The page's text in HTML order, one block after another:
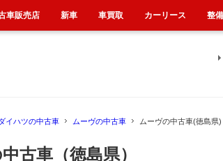
イハツの中古車 ムーヴの中古車 ムーヴの中古車(徳島県)
古車（徳島県）
車販売店 新車 車買取 カーリース 整